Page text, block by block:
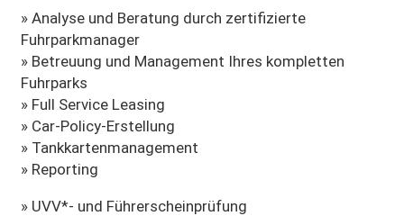
» Analyse und Beratung durch zertifizierte
Fuhrparkmanager
» Betreuung und Management Ihres kompletten
Fuhrparks
» Full Service Leasing
» Car-Policy-Erstellung
» Tankkartenmanagement
» Reporting
» UVV*- und Führerscheinprüfung